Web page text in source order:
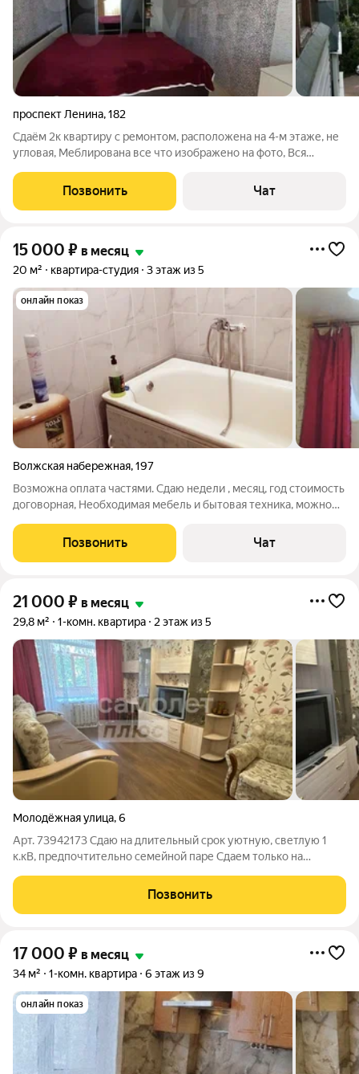
проспект Ленина,182
Сдаём 2к квартиру с ремонтом, расположена на 4-м этаже, не
угловая, Меблирована все что изображено на фото, Вся
бонусом, Стоимость аренды квартиры:25000/месяц включая
абсолютно все коммунальные
Позвонить Чат
15 000 ₽ в месяц
20 м² квартира-студия 3 этаж из 5
онлайн показ
Волжская набережная,197
Возможна оплата частями. Сдаю недели , месяц, год стоимость
договорная, Необходимая мебель и бытовая техника, можно
Позвонить Чат
21 000 ₽ в месяц
29,8 м² 1-комн. квартира 2 этаж из 5
Молодёжная улица,6
Арт. 73942173 Сдаю на длительный срок уютную, светлую 1
к.кВ, предпочтительно семейной паре Сдаем только на
чистоплотным жильцам без животных.
Позвонить
17 000 ₽ в месяц
34 м² 1-комн. квартира 6 этаж из 9
онлайн показ